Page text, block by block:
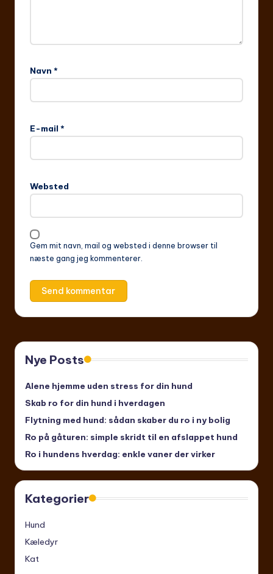
Navn *
E-mail *
Websted
Gem mit navn, mail og websted i denne browser til
næste gang jeg kommenterer.
Nye Posts
Alene hjemme uden stress for din hund
Skab ro for din hund i hverdagen
Flytning med hund: sådan skaber du ro i ny bolig
Ro på gåturen: simple skridt til en afslappet hund
Ro i hundens hverdag: enkle vaner der virker
Kategorier
Hund
Kæledyr
Kat